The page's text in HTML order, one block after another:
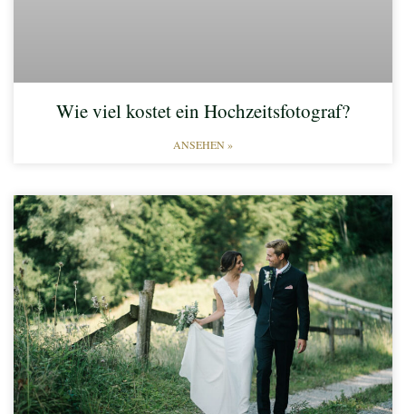
Wie viel kostet ein Hochzeitsfotograf?
ANSEHEN »